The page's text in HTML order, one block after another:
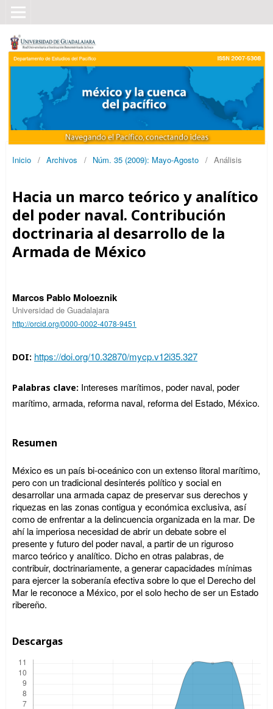
Inicio / Archivos / Núm. 35 (2009): Mayo-Agosto / Análisis
Hacia un marco teórico y analítico
del poder naval. Contribución
doctrinaria al desarrollo de la
Armada de México
Marcos Pablo Moloeznik
Universidad de Guadalajara
http://orcid.org/0000-0002-4078-9451
DOI: https://doi.org/10.32870/mycp.v12i35.327
Palabras clave: Intereses marítimos, poder naval, poder
marítimo, armada, reforma naval, reforma del Estado, México.
Resumen
México es un país bi-oceánico con un extenso litoral marítimo,
pero con un tradicional desinterés político y social en
desarrollar una armada capaz de preservar sus derechos y
riquezas en las zonas contigua y económica exclusiva, así
como de enfrentar a la delincuencia organizada en la mar. De
ahí la imperiosa necesidad de abrir un debate sobre el
presente y futuro del poder naval, a partir de un riguroso
marco teórico y analítico. Dicho en otras palabras, de
contribuir, doctrinariamente, a generar capacidades mínimas
para ejercer la soberanía efectiva sobre lo que el Derecho del
Mar le reconoce a México, por el solo hecho de ser un Estado
ribereño.
Descargas